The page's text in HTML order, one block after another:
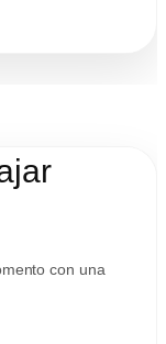
con una